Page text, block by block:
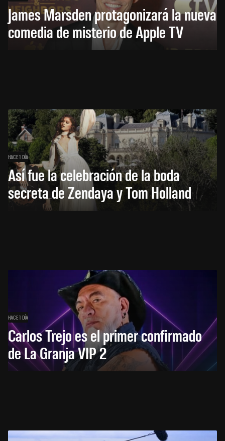
James Marsden protagonizará la nueva
comedia de misterio de Apple TV
HACE 1 DÍA
Así fue la celebración de la boda
secreta de Zendaya y Tom Holland
HACE 1 DÍA
Carlos Trejo es el primer confirmado
de La Granja VIP 2